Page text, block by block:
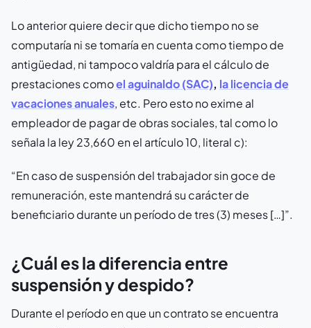
Lo anterior quiere decir que dicho tiempo no se
computaría ni se tomaría en cuenta como tiempo de
antigüedad, ni tampoco valdría para el cálculo de
prestaciones comoel aguinaldo (SAC), la licencia de
vacaciones anuales, etc. Pero esto no exime al
empleador de pagar de obras sociales, tal como lo
señala la ley 23,660 en el artículo 10, literal c):
“En caso de suspensión del trabajador sin goce de
remuneración, este mantendrá su carácter de
beneficiario durante un período de tres (3) meses […]”.
¿Cuál es la diferencia entre
suspensión y despido?
Durante el período en que un contrato se encuentra